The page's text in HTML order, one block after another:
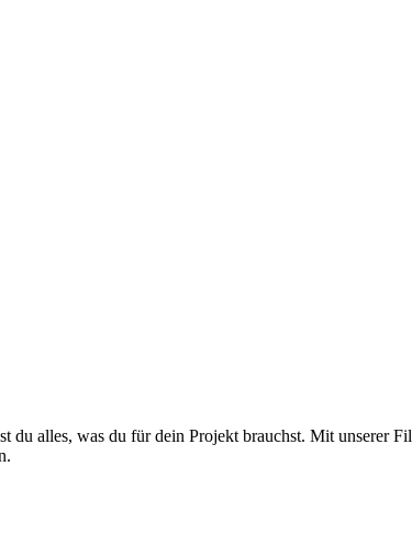
alles, was du für dein Projekt brauchst. Mit unserer